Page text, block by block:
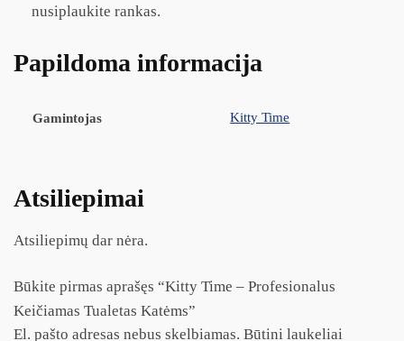
nusiplaukite rankas.
Papildoma informacija
Gamintojas Kitty Time
Atsiliepimai
Atsiliepimų dar nėra.
Būkite pirmas aprašęs “Kitty Time – Profesionalus
Keičiamas Tualetas Katėms”
El. pašto adresas nebus skelbiamas. Būtini laukeliai